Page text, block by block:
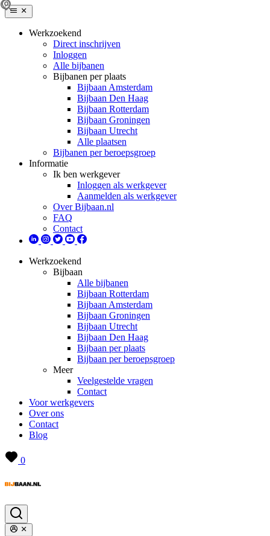
Werkzoekend
Direct inschrijven
Inloggen
Alle bijbanen
Bijbanen per plaats
Bijbaan Amsterdam
Bijbaan Den Haag
Bijbaan Rotterdam
Bijbaan Groningen
Bijbaan Utrecht
Alle plaatsen
Bijbanen per beroepsgroep
Informatie
Ik ben werkgever
Inloggen als werkgever
Aanmelden als werkgever
Over Bijbaan.nl
FAQ
Contact
Werkzoekend
Bijbaan
Alle bijbanen
Bijbaan Rotterdam
Bijbaan Amsterdam
Bijbaan Groningen
Bijbaan Utrecht
Bijbaan Den Haag
Bijbaan per plaats
Bijbaan per beroepsgroep
Meer
Veelgestelde vragen
Contact
Voor werkgevers
Over ons
Contact
Blog
0